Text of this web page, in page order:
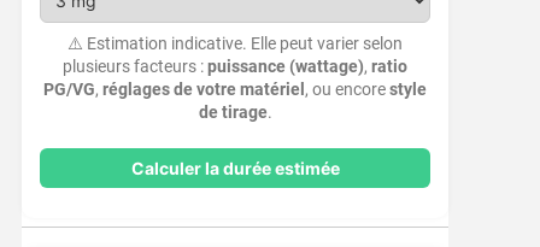
⚠️ Estimation indicative. Elle peut varier selon
plusieurs facteurs :puissance (wattage),ratio
PG/VG,réglages de votre matériel , ou encorestyle
de tirage.
Calculer la durée estimée